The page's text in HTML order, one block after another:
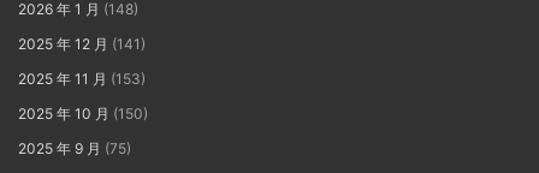
2026 年 1 月 (148)
2025 年 12 月 (141)
2025 年 11 月 (153)
2025 年 10 月 (150)
2025 年 9 月 (75)